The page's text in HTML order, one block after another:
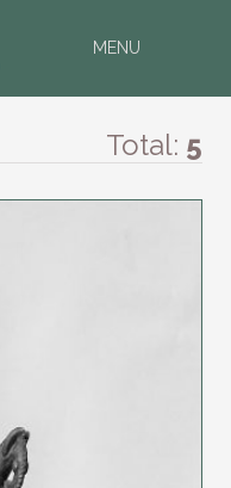
MENU
Total: 5